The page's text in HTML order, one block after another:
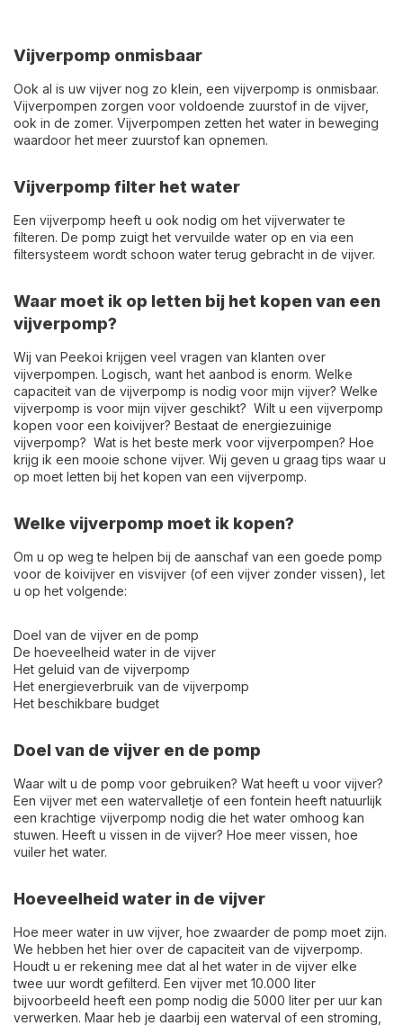
Vijverpomp onmisbaar
Ook al is uw vijver nog zo klein, een vijverpomp is onmisbaar.
Vijverpompen zorgen voor voldoende zuurstof in de vijver,
ook in de zomer. Vijverpompen zetten het water in beweging
waardoor het meer zuurstof kan opnemen.
Vijverpomp filter het water
Een vijverpomp heeft u ook nodig om het vijverwater te
filteren. De pomp zuigt het vervuilde water op en via een
filtersysteem wordt schoon water terug gebracht in de vijver.
Waar moet ik op letten bij het kopen van een
vijverpomp?
Wij van Peekoi krijgen veel vragen van klanten over
vijverpompen. Logisch, want het aanbod is enorm. Welke
capaciteit van de vijverpomp is nodig voor mijn vijver? Welke
vijverpomp is voor mijn vijver geschikt? Wilt u een vijverpomp
kopen voor een koivijver? Bestaat de energiezuinige
vijverpomp? Wat is het beste merk voor vijverpompen? Hoe
krijg ik een mooie schone vijver. Wij geven u graag tips waar u
op moet letten bij het kopen van een vijverpomp.
Welke vijverpomp moet ik kopen?
Om u op weg te helpen bij de aanschaf van een goede pomp
voor de koivijver en visvijver (of een vijver zonder vissen), let
u op het volgende:
Doel van de vijver en de pomp
De hoeveelheid water in de vijver
Het geluid van de vijverpomp
Het energieverbruik van de vijverpomp
Het beschikbare budget
Doel van de vijver en de pomp
Waar wilt u de pomp voor gebruiken? Wat heeft u voor vijver?
Een vijver met een watervalletje of een fontein heeft natuurlijk
een krachtige vijverpomp nodig die het water omhoog kan
stuwen. Heeft u vissen in de vijver? Hoe meer vissen, hoe
vuiler het water.
Hoeveelheid water in de vijver
Hoe meer water in uw vijver, hoe zwaarder de pomp moet zijn.
We hebben het hier over de capaciteit van de vijverpomp.
Houdt u er rekening mee dat al het water in de vijver elke
twee uur wordt gefilterd. Een vijver met 10.000 liter
bijvoorbeeld heeft een pomp nodig die 5000 liter per uur kan
verwerken. Maar heb je daarbij een waterval of een stroming,